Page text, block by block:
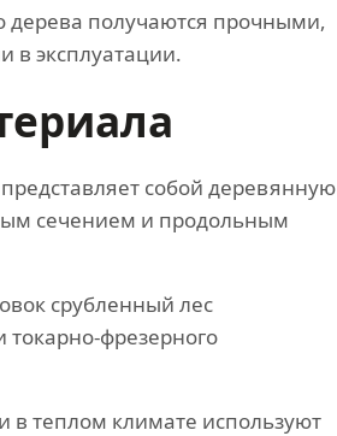
дерева получаются прочными,
в эксплуатации.
собой деревянную
сечением и продольным
срубленный лес
фрезерного
в теплом климате используют